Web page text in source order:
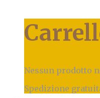
Nessun prodotto
Spedizione